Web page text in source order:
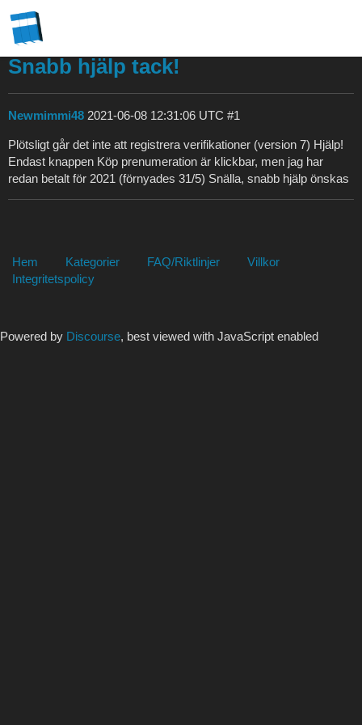
Snabb hjälp tack!
Newmimmi48 2021-06-08 12:31:06 UTC #1
Plötsligt går det inte att registrera verifikationer (version 7) Hjälp!
Endast knappen Köp prenumeration är klickbar, men jag har
redan betalt för 2021 (förnyades 31/5) Snälla, snabb hjälp önskas
Hem Kategorier FAQ/Riktlinjer
Villkor
Integritetspolicy
Powered by Discourse, best viewed with JavaScript enabled